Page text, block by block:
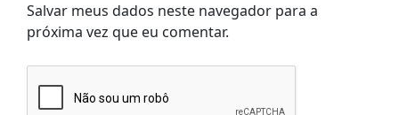
Salvar meus dados neste navegador para a
próxima vez que eu comentar.